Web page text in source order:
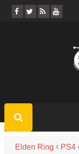
Elden Ring PS4